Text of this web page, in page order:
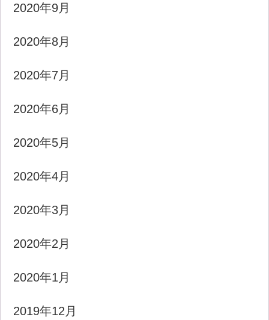
2020年9月
2020年8月
2020年7月
2020年6月
2020年5月
2020年4月
2020年3月
2020年2月
2020年1月
2019年12月